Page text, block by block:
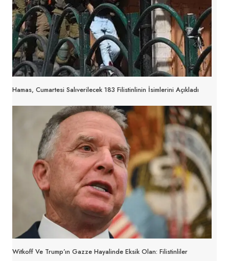
Hamas, Cumartesi Salıverilecek 183 Filistinlinin İsimlerini Açıkladı
Witkoff Ve Trump’ın Gazze Hayalinde Eksik Olan: Filistinliler